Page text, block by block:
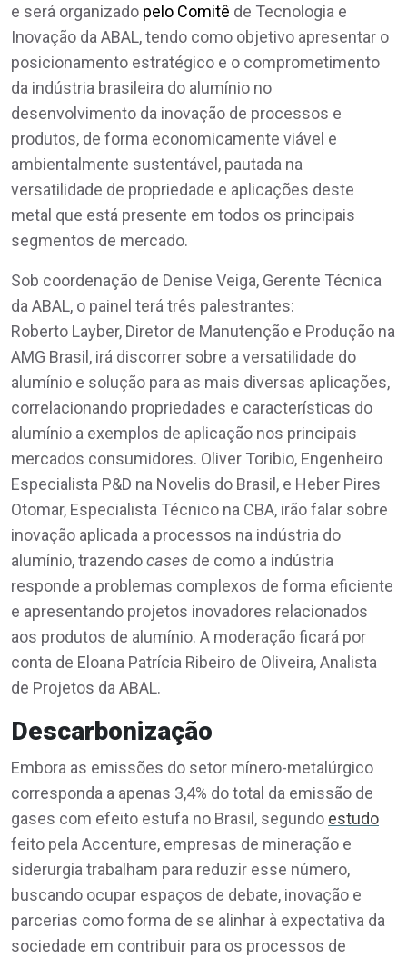
e será organizado pelo Comitê de Tecnologia e
Inovação da ABAL, tendo como objetivo apresentar o
posicionamento estratégico e o comprometimento
da indústria brasileira do alumínio no
desenvolvimento da inovação de processos e
produtos, de forma economicamente viável e
ambientalmente sustentável, pautada na
versatilidade de propriedade e aplicações deste
metal que está presente em todos os principais
segmentos de mercado.
Sob coordenação de Denise Veiga, Gerente Técnica
da ABAL, o painel terá três palestrantes:
Roberto Layber, Diretor de Manutenção e Produção na
AMG Brasil, irá discorrer sobre a versatilidade do
alumínio e solução para as mais diversas aplicações,
correlacionando propriedades e características do
alumínio a exemplos de aplicação nos principais
mercados consumidores. Oliver Toribio, Engenheiro
Especialista P&D na Novelis do Brasil, e Heber Pires
Otomar, Especialista Técnico na CBA, irão falar sobre
inovação aplicada a processos na indústria do
alumínio, trazendocases de como a indústria
responde a problemas complexos de forma eficiente
e apresentando projetos inovadores relacionados
aos produtos de alumínio. A moderação ficará por
conta de Eloana Patrícia Ribeiro de Oliveira, Analista
de Projetos da ABAL.
Descarbonização
Embora as emissões do setor mínero-metalúrgico
corresponda a apenas 3,4% do total da emissão de
gases com efeito estufa no Brasil, segundo estudo
feito pela Accenture, empresas de mineração e
siderurgia trabalham para reduzir esse número,
buscando ocupar espaços de debate, inovação e
parcerias como forma de se alinhar à expectativa da
sociedade em contribuir para os processos de